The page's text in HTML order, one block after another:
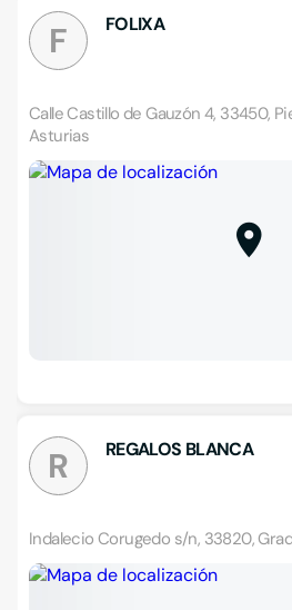
F FOLIXA
Calle Castillo de Gauzón 4, 33450,
Asturias
R REGALOS BLANCA
Indalecio Corugedo s/n, 33820,